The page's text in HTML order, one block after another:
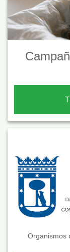
Organismos